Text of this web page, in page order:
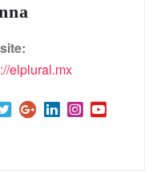
elplural.mx